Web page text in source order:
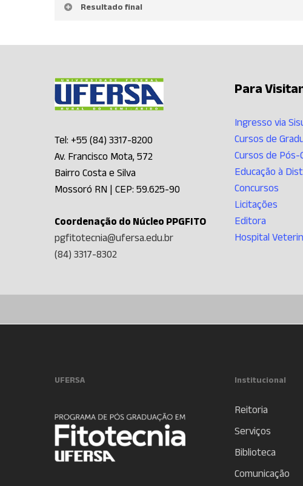
Resultado final
Tel: +55 (84) 3317-8200
Av. Francisco Mota, 572
Bairro Costa e Silva
Mossoró RN | CEP: 59.625-90
Coordenação do Núcleo PPGFITO
pgfitotecnia@ufersa.edu.br
(84) 3317-8302
Para
Ingresso via
Cursos de
Cursos de Pós-
Educação à
Concursos
Licitações
Editora
Hospital
UFERSA Institucional
Reitoria
Serviços
Biblioteca
Comunicação